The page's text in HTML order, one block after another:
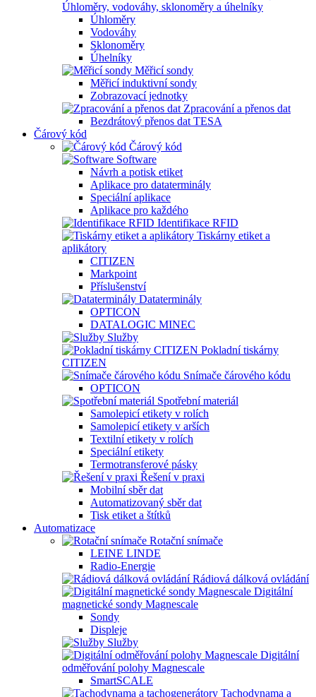
Úhloměry, vodováhy, sklonoměry a úhelníky
Úhloměry
Vodováhy
Sklonoměry
Úhelníky
Měřicí sondy
Měřicí induktivní sondy
Zobrazovací jednotky
Zpracování a přenos dat
Bezdrátový přenos dat TESA
Čárový kód
Čárový kód
Software
Návrh a potisk etiket
Aplikace pro dataterminály
Speciální aplikace
Aplikace pro každého
Identifikace RFID
Tiskárny etiket a
aplikátory
CITIZEN
Markpoint
Příslušenství
Dataterminály
OPTICON
DATALOGIC MINEC
Služby
Pokladní tiskárny
CITIZEN
Snímače čárového kódu
OPTICON
Spotřební materiál
Samolepicí etikety v rolích
Samolepicí etikety v arších
Textilní etikety v rolích
Speciální etikety
Termotransferové pásky
Řešení v praxi
Mobilní sběr dat
Automatizovaný sběr dat
Tisk etiket a štítků
Automatizace
Rotační snímače
LEINE LINDE
Radio-Energie
Rádiová dálková ovládání
Digitální
magnetické sondy Magnescale
Sondy
Displeje
Služby
Digitální
odměřování polohy Magnescale
SmartSCALE
Tachodynama a